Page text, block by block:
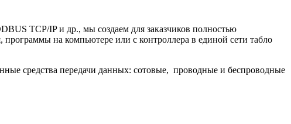
TCP/IP и др., мы создаем для заказчиков полностью
на компьютере или с контроллера в единой сети табло
средства передачи данных: сотовые, проводные и беспроводные